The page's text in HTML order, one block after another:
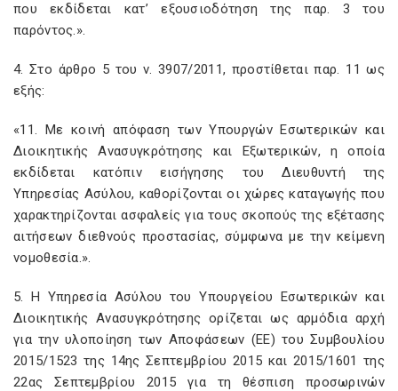
που εκδίδεται κατ’ εξουσιοδότηση της παρ. 3 του
παρόντος.».
4. Στο άρθρο 5 του ν. 3907/2011, προστίθεται παρ. 11 ως
εξής:
«11. Με κοινή απόφαση των Υπουργών Εσωτερικών και
Διοικητικής Ανασυγκρότησης και Εξωτερικών, η οποία
εκδίδεται κατόπιν εισήγησης του Διευθυντή της
Υπηρεσίας Ασύλου, καθορίζονται οι χώρες καταγωγής που
χαρακτηρίζονται ασφαλείς για τους σκοπούς της εξέτασης
αιτήσεων διεθνούς προστασίας, σύμφωνα με την κείμενη
νομοθεσία.».
5. Η Υπηρεσία Ασύλου του Υπουργείου Εσωτερικών και
Διοικητικής Ανασυγκρότησης ορίζεται ως αρμόδια αρχή
για την υλοποίηση των Αποφάσεων (ΕΕ) του Συμβουλίου
2015/1523 της 14ης Σεπτεμβρίου 2015 και 2015/1601 της
22ας Σεπτεμβρίου 2015 για τη θέσπιση προσωρινών